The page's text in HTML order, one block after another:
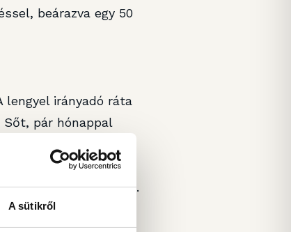
A sütikről
beárazva egy 50
lengyel irányadó ráta
pár hónappal
hogy talán az
azt nyilatkozták,
a monetáris politikán.
sokkal szelídebb